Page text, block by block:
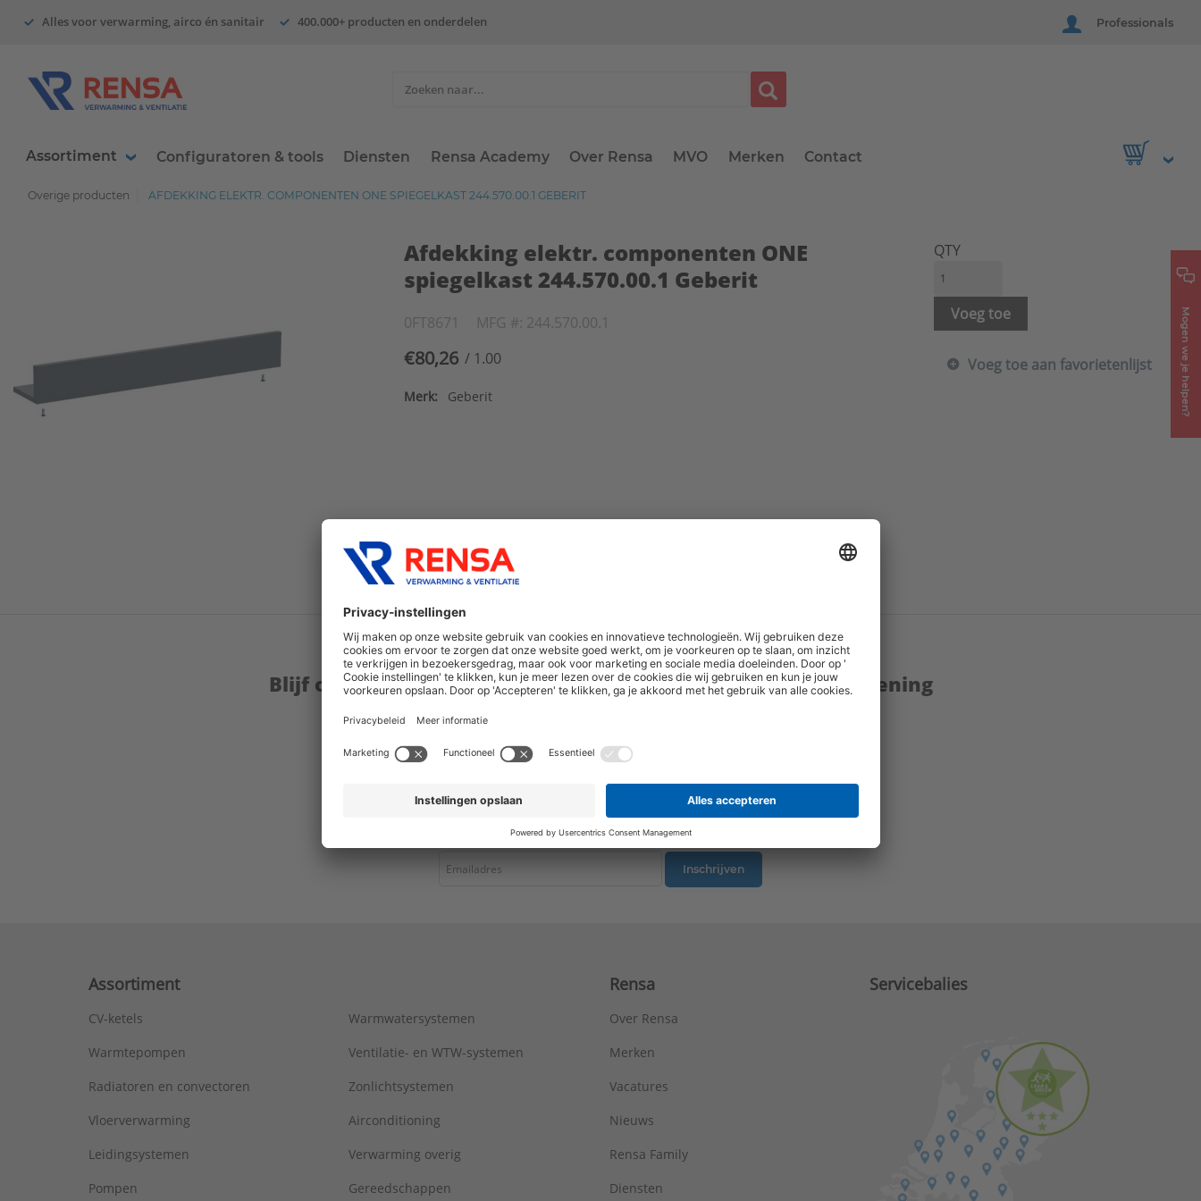
Alles voor verwarming, airco én sanitair 400.000+ producten en onderdelen Professionals
Assortiment Configuratoren & tools Diensten Rensa Academy Over Rensa MVO Merken Contact
Mogen we je helpen?
Overige producten AFDEKKING ELEKTR. COMPONENTEN ONE SPIEGELKAST 244.570.00.1 GEBERIT
Afdekking elektr. componenten ONE
spiegelkast 244.570.00.1 Geberit
0FT8671 MFG #: 244.570.00.1
€80,26 / 1.00
Merk: Geberit
QTY
Voeg toe
Voeg toe aan favorietenlijst
Blijf op de hoogte van nieuwe producten en onze dienstverlening
Inschrijven
Assortiment
CV-ketels
Warmtepompen
Radiatoren en convectoren
Vloerverwarming
Leidingsystemen
Pompen
Warmwatersystemen
Ventilatie- en WTW-systemen
Zonlichtsystemen
Airconditioning
Verwarming overig
Gereedschappen
Rensa
Over Rensa
Merken
Vacatures
Nieuws
Rensa Family
Diensten
Servicebalies